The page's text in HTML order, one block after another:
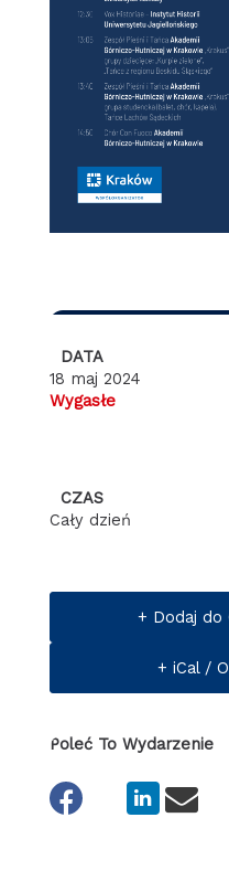
DATA
18 maj 2024
Wygasłe
CZAS
Cały dzień
+ Dodaj do
+ iCal /
Poleć To Wydarzenie